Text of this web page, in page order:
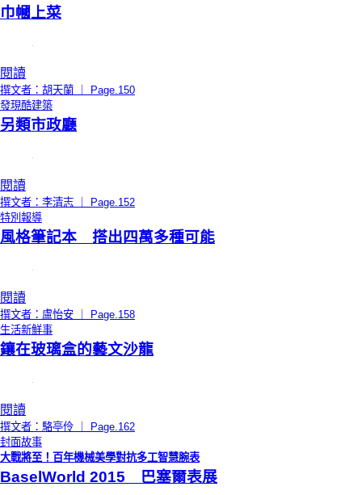
巾幗上菜
閱讀
撰文者：胡天蘭 ｜ Page.150
發現酷建築
另類市政廳
閱讀
撰文者：李清志 ｜ Page.152
特別報導
風格筆記本 搭出四萬多種可能
閱讀
撰文者：盧怡安 ｜ Page.158
生活新鮮事
鑲在玻璃盒的藝文沙龍
閱讀
撰文者：駱亭伶 ｜ Page.162
封面故事
大戰將至！百年機械美學對抗多工智慧腕表
BaselWorld 2015 巴塞爾表展